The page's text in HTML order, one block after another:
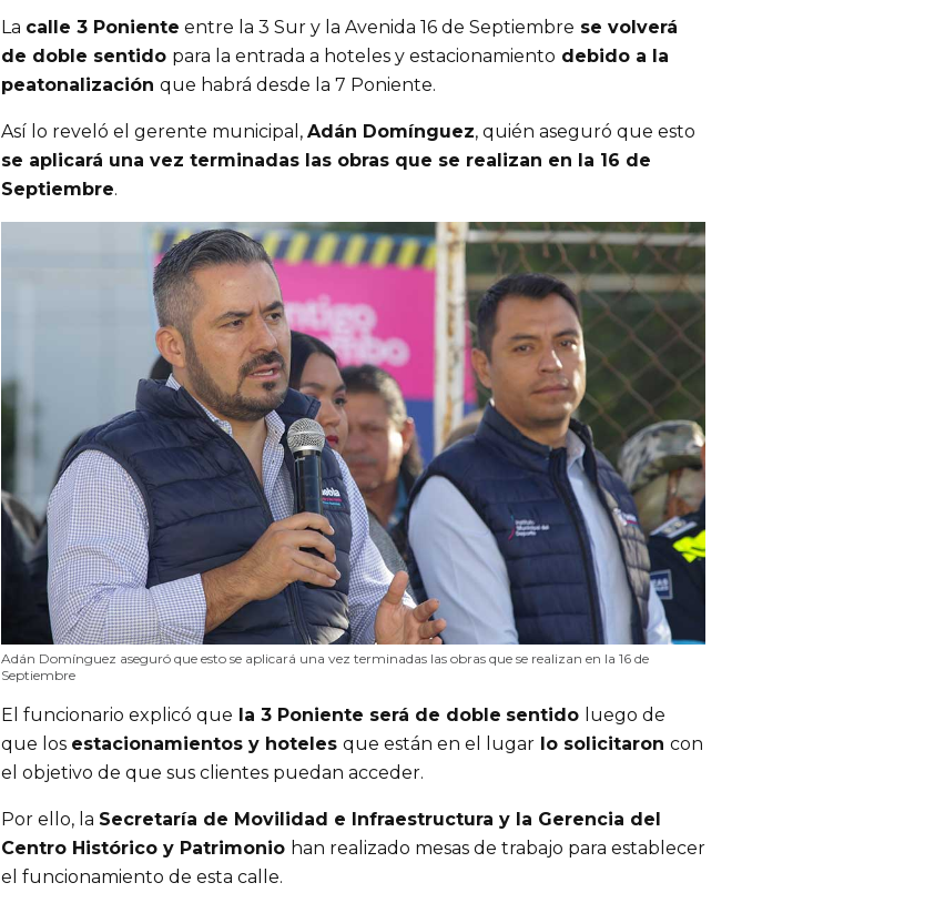
La calle 3 Poniente entre la 3 Sur y la Avenida 16 de Septiembre se volverá
de doble sentido para la entrada a hoteles y estacionamiento debido a la
peatonalización que habrá desde la 7 Poniente.
Así lo reveló el gerente municipal, Adán Domínguez
se aplicará una vez terminadas las obras que se realizan en la 16 de
Septiembre.
Adán Domínguez aseguró que esto se aplicará una vez terminadas las obras que se realizan en la 16 de
Septiembre
El funcionario explicó que la 3 Poniente será de doble sentido luego de
que los estacionamientos y hoteles que están en el lugar lo solicitaron con
el objetivo de que sus clientes puedan acceder.
Por ello, la Secretaría de Movilidad e Infraestructura y la Gerencia del
Centro Histórico y Patrimonio han realizado mesas de trabajo para establecer
el funcionamiento de esta calle.